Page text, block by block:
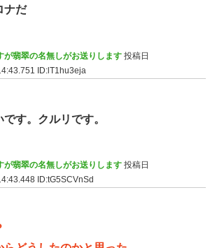
ナだ
が翡翠の名無しがお送りします 投稿日
ID:lT1hu3eja
す。クルリです。
が翡翠の名無しがお送りします 投稿日
ID:tG5SCVnSd